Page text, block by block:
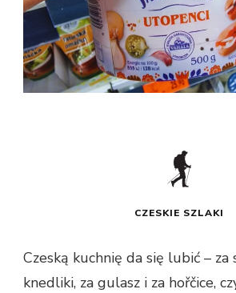
CZESKIE SZLAKI
Czeską kuchnię da się lubić – za
knedliki, za gulasz i za hořčice,